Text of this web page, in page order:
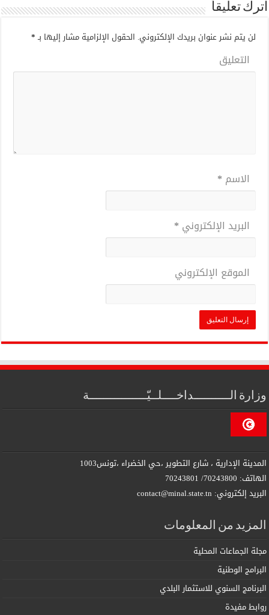
اترك تعليقاً
لن يتم نشر عنوان بريدك الإلكتروني. الحقول الإلزامية مشار إليها بـ*
التعليق
الاسم *
البريد الإلكتروني *
الموقع الإلكتروني
وزارة الــــــــــداخــــلــيّــــــــــــــــة
المدينة الإدارية ، شارع التطوير ،حي الخضراء ،تونس1003
الهاتف: 70243800/ 70243801
البريد إلكتروني: contact@minal.state.tn
المزيد من المعلومات
مجلة الجماعات المحلية
البرامج الوطنية
البرنامج السنوي للاستثمار البلدي
روابط مفيدة